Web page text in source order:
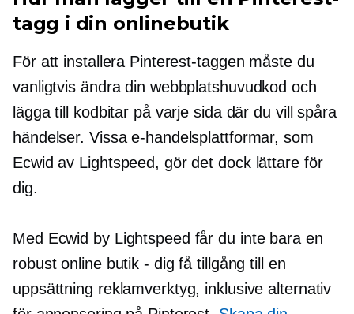
tagg i din onlinebutik
För att installera Pinterest-taggen måste du
vanligtvis ändra din webbplatshuvudkod och
lägga till kodbitar på varje sida där du vill spåra
händelser. Vissa e-handelsplattformar, som
Ecwid av Lightspeed, gör det dock lättare för
dig.
Med Ecwid by Lightspeed får du inte bara en
robust online butik - dig få tillgång till en
uppsättning reklamverktyg, inklusive alternativ